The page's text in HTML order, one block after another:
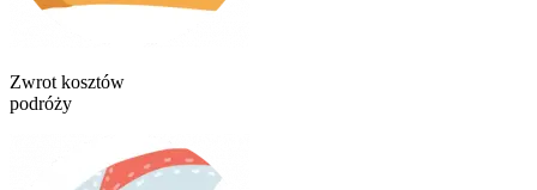
Zwrot kosztów
podróży